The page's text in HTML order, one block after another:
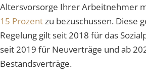
Altersvorsorge Ihrer Arbeitnehmer
15 Prozentzu bezuschussen. Diese
Regelung gilt seit 2018 für das
seit 2019 für Neuverträge und ab
Bestandsverträge.